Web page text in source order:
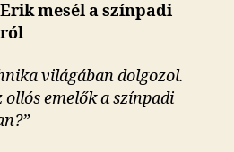
mesél a színpadi
világában dolgozol.
emelők a színpadi